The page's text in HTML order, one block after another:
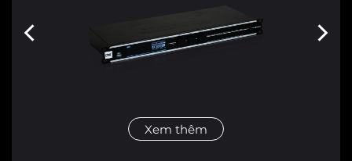
Xem thêm